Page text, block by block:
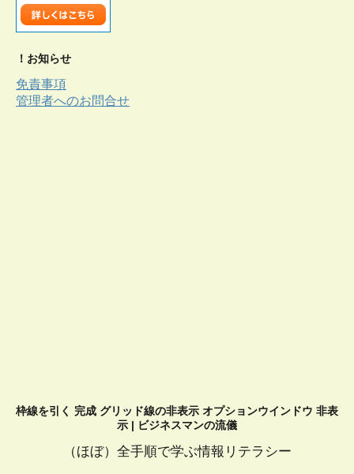
！お知らせ
免責事項
管理者へのお問合せ
枠線を引く 完成 グリッド線の非表示 オプションウインドウ 非表
示 | ビジネスマンの流儀
（ほぼ）全手順で学ぶ情報リテラシー